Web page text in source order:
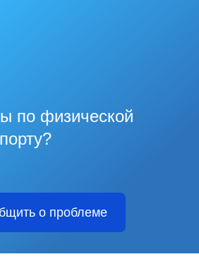
по физической
о проблеме